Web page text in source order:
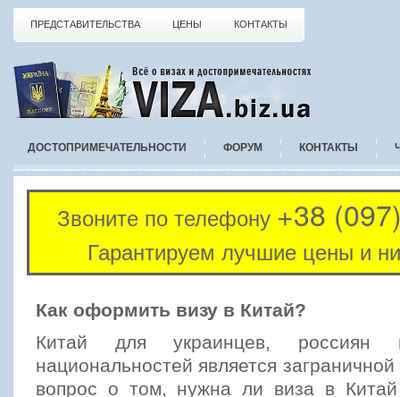
ПРЕДСТАВИТЕЛЬСТВА ЦЕНЫ КОНТАКТЫ
ДОСТОПРИМЕЧАТЕЛЬНОСТИ ФОРУМ КОНТАКТЫ
Звоните по телефону +38
Гарантируем лучшие цены и
Как оформить визу в Китай?
Китай для украинцев, россиян
национальностей является
вопрос о том, нужна ли виза в